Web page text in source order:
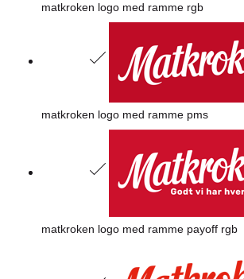
matkroken logo med ramme rgb
matkroken logo med ramme pms
matkroken logo med ramme payoff rgb